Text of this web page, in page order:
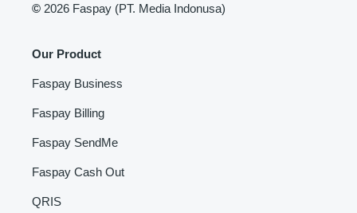
© 2026 Faspay (PT. Media Indonusa)
Our Product
Faspay Business
Faspay Billing
Faspay SendMe
Faspay Cash Out
QRIS